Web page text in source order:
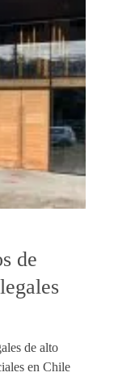
de
de alto
en Chile